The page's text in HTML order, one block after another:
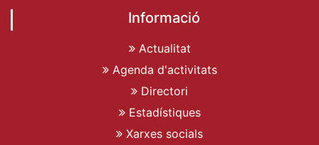
Informació
Actualitat
Agenda d'activitats
Directori
Estadístiques
Xarxes socials